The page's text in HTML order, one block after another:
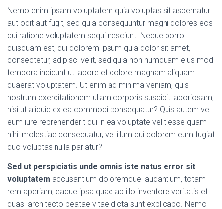
Nemo enim ipsam voluptatem quia voluptas sit aspernatur
aut odit aut fugit, sed quia consequuntur magni dolores eos
qui ratione voluptatem sequi nesciunt. Neque porro
quisquam est, qui dolorem ipsum quia dolor sit amet,
consectetur, adipisci velit, sed quia non numquam eius modi
tempora incidunt ut labore et dolore magnam aliquam
quaerat voluptatem. Ut enim ad minima veniam, quis
nostrum exercitationem ullam corporis suscipit laboriosam,
nisi ut aliquid ex ea commodi consequatur? Quis autem vel
eum iure reprehenderit qui in ea voluptate velit esse quam
nihil molestiae consequatur, vel illum qui dolorem eum fugiat
quo voluptas nulla pariatur?
Sed ut perspiciatis unde omnis iste natus error sit
voluptatem accusantium doloremque laudantium, totam
rem aperiam, eaque ipsa quae ab illo inventore veritatis et
quasi architecto beatae vitae dicta sunt explicabo. Nemo